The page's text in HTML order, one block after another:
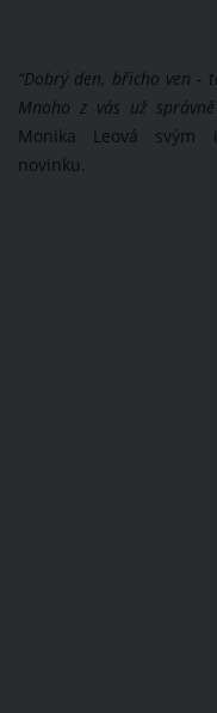
“Dobrý den, břicho ven -
Mnoho z vás už
Monika Leová svým
novinku.